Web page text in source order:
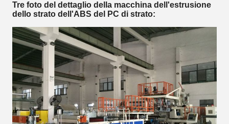
Tre foto del dettaglio della macchina dell'estrusione
dello strato dell'ABS del PC di strato: